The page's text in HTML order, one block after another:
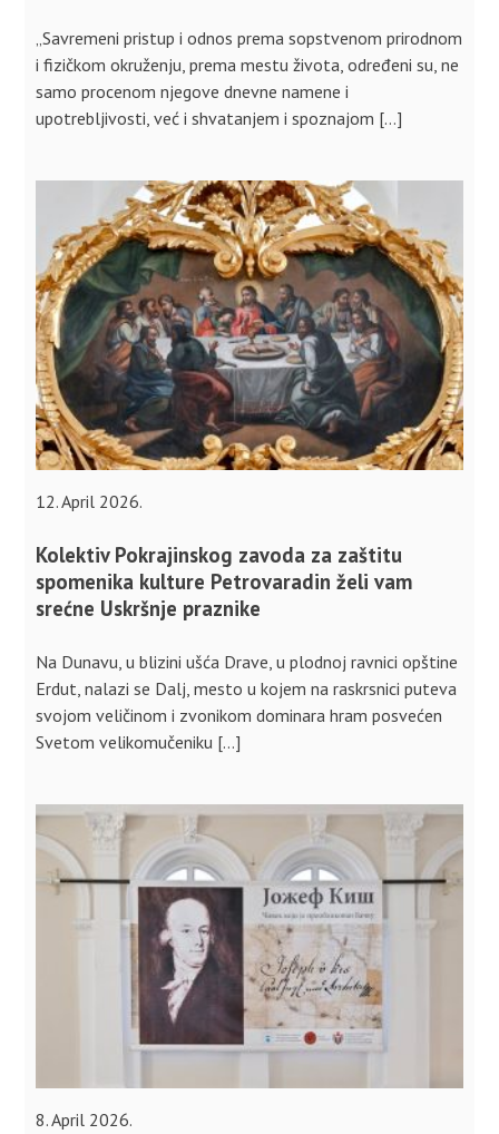
„Savremeni pristup i odnos prema sopstvenom prirodnom
i fizičkom okruženju, prema mestu života, određeni su, ne
samo procenom njegove dnevne namene i
upotrebljivosti, već i shvatanjem i spoznajom […]
12. April 2026.
Kolektiv Pokrajinskog zavoda za zaštitu
spomenika kulture Petrovaradin želi vam
srećne Uskršnje praznike
Na Dunavu, u blizini ušća Drave, u plodnoj ravnici opštine
Erdut, nalazi se Dalj, mesto u kojem na raskrsnici puteva
svojom veličinom i zvonikom dominara hram posvećen
Svetom velikomučeniku […]
8. April 2026.